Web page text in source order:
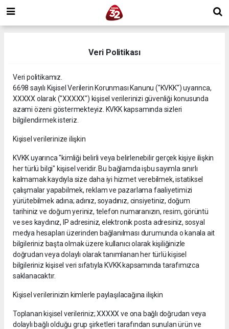
Veri Politikası
Veri politikamız.
6698 sayılı Kişisel Verilerin Korunması Kanunu ("KVKK") uyarınca,
XXXXX olarak ("XXXXX") kişisel verilerinizi güvenliği konusunda
azami özeni göstermekteyiz. KVKK kapsamında sizleri
bilgilendirmek isteriz.
Kişisel verilerinize ilişkin
KVKK uyarınca "kimliği belirli veya belirlenebilir gerçek kişiye ilişkin
her türlü bilgi" kişisel veridir. Bu bağlamda işbu sayımla sınırlı
kalmamak kaydıyla size daha iyi hizmet verebilmek, istatiksel
çalışmalar yapabilmek, reklam ve pazarlama faaliyetimizi
yürütebilmek adına; adınız, soyadınız, cinsiyetiniz, doğum
tarihiniz ve doğum yeriniz, telefon numaranızın, resim, görüntü
ve ses kaydınız, IP adresiniz, elektronik posta adresiniz, sosyal
medya hesapları üzerinden bağlanılması durumunda o kanala ait
bilgileriniz başta olmak üzere kullanıcı olarak kişiliğinizle
doğrudan veya dolaylı olarak tanımlanan her türlü kişisel
bilgileriniz kişisel veri sıfatıyla KVKK kapsamında tarafımızca
saklanacaktır.
Kişisel verilerinizin kimlerle paylaşılacağına ilişkin
Toplanan kişisel verileriniz; XXXXX ve ona bağlı doğrudan veya
dolaylı bağlı olduğu grup şirketleri tarafından sunulan ürün ve